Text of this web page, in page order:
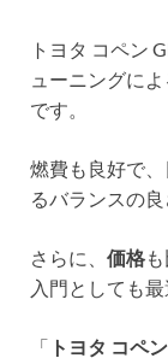
トヨタ コペン
ューニングによ
です。
燃費も良好で
るバランスの良
さらに、 価格
入門としても最
「 トヨタ コペ